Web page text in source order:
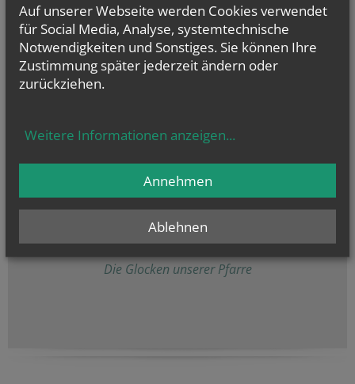
Evangelium
von heute
Mt 16, 24-28
Um welchen Preis kann ein Mensch sein Leben zurückkaufen?
Die Glocken unserer Pfarre
Auf unserer Webseite werden Cookies verwendet
für Social Media, Analyse, systemtechnische
Notwendigkeiten und Sonstiges. Sie können Ihre
Zustimmung später jederzeit ändern oder
zurückziehen.
Weitere Informationen anzeigen...
Ablehnen
Annehmen